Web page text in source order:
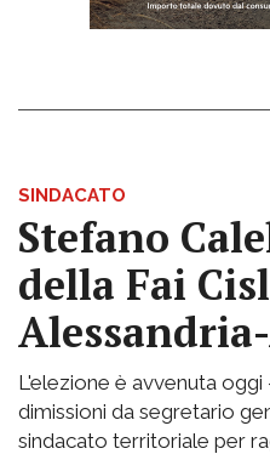
SINDACATO
Stefano
della Fai Cisl
L'elezione è avvenuta
dimissioni da segretario
sindacato territoriale per